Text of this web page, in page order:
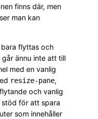
finns där, men
man kan
flyttas och
ännu inte att till
med en vanlig
resize-pane,
och vanlig
stöd för att spara
som innehåller